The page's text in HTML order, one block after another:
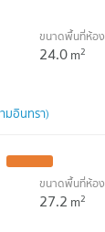
ขนาดพื้นที่ห้อง
24.0m2
มอินทรา)
ขนาดพื้นที่ห้อง
27.2 m2